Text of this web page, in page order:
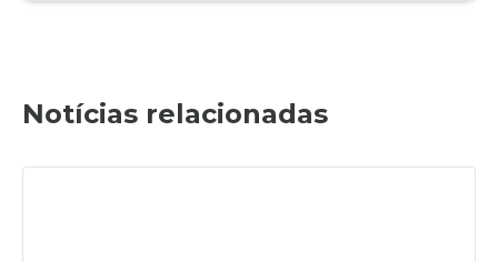
Notícias relacionadas